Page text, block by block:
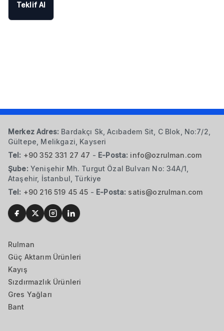
Teklif Al
Merkez Adres: Bardakçı Sk, Acıbadem Sit, C Blok, No:7/2,
Gültepe, Melikgazi, Kayseri
Tel: +90 352 331 27 47 - E-Posta: info@ozrulman.com
Şube: Yenişehir Mh. Turgut Özal Bulvarı No: 34A/1,
Ataşehir, İstanbul, Türkiye
Tel: +90 216 519 45 45 - E-Posta: satis@ozrulman.com
Rulman
Güç Aktarım Ürünleri
Kayış
Sızdırmazlık Ürünleri
Gres Yağları
Bant